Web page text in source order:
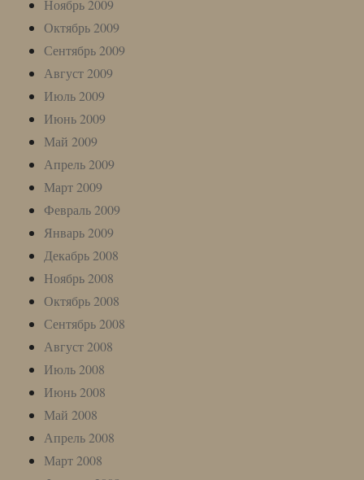
Ноябрь 2009
Октябрь 2009
Сентябрь 2009
Август 2009
Июль 2009
Июнь 2009
Май 2009
Апрель 2009
Март 2009
Февраль 2009
Январь 2009
Декабрь 2008
Ноябрь 2008
Октябрь 2008
Сентябрь 2008
Август 2008
Июль 2008
Июнь 2008
Май 2008
Апрель 2008
Март 2008